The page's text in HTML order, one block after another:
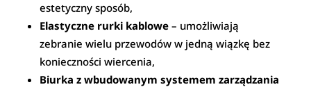
estetyczny sposób,
Elastyczne rurki kablowe – umożliwiają
zebranie wielu przewodów w jedną wiązkę bez
konieczności wiercenia,
Biurka z wbudowanym systemem zarządzania